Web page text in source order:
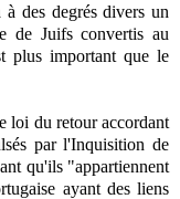
des degrés divers un
de Juifs convertis au
plus important que le
loi du retour accordant
par l'Inquisition de
qu'ils "appartiennent
ayant des liens